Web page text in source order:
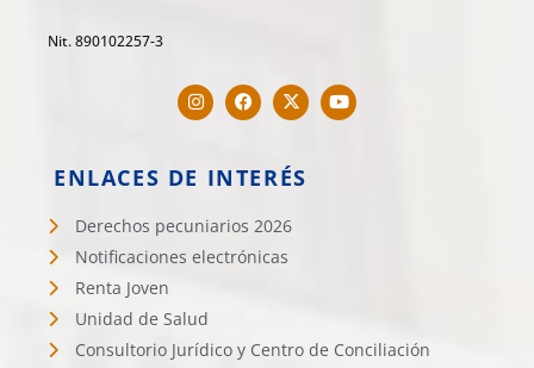
Nit. 890102257-3
ENLACES DE INTERÉS
Derechos pecuniarios 2026
Notificaciones electrónicas
Renta Joven
Unidad de Salud
Consultorio Jurídico y Centro de Conciliación